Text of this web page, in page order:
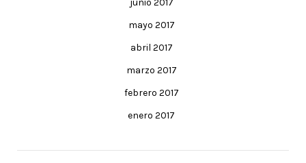
junio 2017
mayo 2017
abril 2017
marzo 2017
febrero 2017
enero 2017